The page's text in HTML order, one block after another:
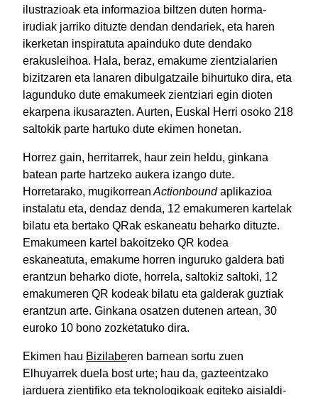
ilustrazioak eta informazioa biltzen duten horma-
irudiak jarriko dituzte dendan dendariek, eta haren
ikerketan inspiratuta apainduko dute dendako
erakusleihoa. Hala, beraz, emakume zientzialarien
bizitzaren eta lanaren dibulgatzaile bihurtuko dira, eta
lagunduko dute emakumeek zientziari egin dioten
ekarpena ikusarazten. Aurten, Euskal Herri osoko 218
saltokik parte hartuko dute ekimen honetan.
Horrez gain, herritarrek, haur zein heldu, ginkana
batean parte hartzeko aukera izango dute.
Horretarako, mugikorrean Actionboundaplikazioa
instalatu eta, dendaz denda, 12 emakumeren kartelak
bilatu eta bertako QRak eskaneatu beharko dituzte.
Emakumeen kartel bakoitzeko QR kodea
eskaneatuta, emakume horren inguruko galdera bati
erantzun beharko diote, horrela, saltokiz saltoki, 12
emakumeren QR kodeak bilatu eta galderak guztiak
erantzun arte. Ginkana osatzen dutenen artean, 30
euroko 10 bono zozketatuko dira.
Ekimen hau Bizilaberen barnean sortu zuen
Elhuyarrek duela bost urte; hau da, gazteentzako
jarduera zientifiko eta teknologikoak egiteko aisialdi-